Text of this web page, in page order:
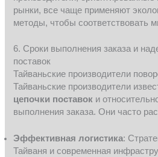
рынки, все чаще применяют
методы, чтобы соответствовать
6. Сроки выполнения заказа и
поставок
Тайваньские производители
Тайваньские производители
цепочки поставок и
выполнения заказа. Они часто
Эффективная логистика:
Тайваня и современная